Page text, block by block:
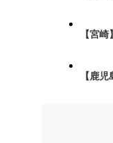
【宮
【鹿